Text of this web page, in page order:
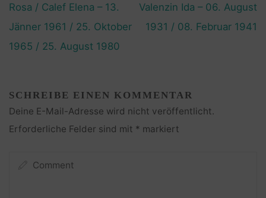
Rosa / Calef Elena – 13.
Jänner 1961 / 25. Oktober
1965 / 25. August 1980
Valenzin Ida – 06. August
1931 / 08. Februar 1941
SCHREIBE EINEN KOMMENTAR
Deine E-Mail-Adresse wird nicht veröffentlicht.
Erforderliche Felder sind mit * markiert